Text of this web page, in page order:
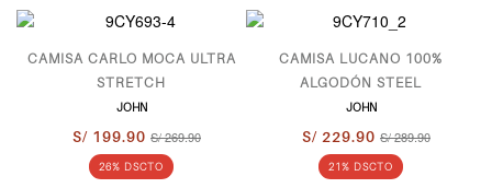
CAMISA CARLO MOCA ULTRA
STRETCH
JOHN
S/ 199.90 S/ 269.90
26% DSCTO
CAMISA LUCANO 100%
ALGODÓN STEEL
JOHN
S/ 229.90 S/ 289.90
21% DSCTO